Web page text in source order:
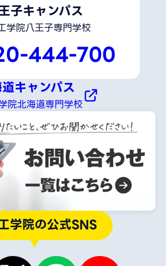
子キャンパス
学院八王子専門学校
444-700
キャンパス
院北海道専門学校
学院の公式SNS